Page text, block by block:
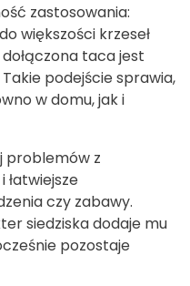
zastosowania:
większości krzeseł
taca jest
podejście sprawia,
w domu, jak i
problemów z
łatwiejsze
czy zabawy.
siedziska dodaje mu
pozostaje